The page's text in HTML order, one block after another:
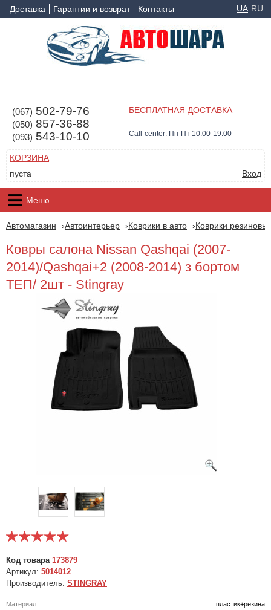
Доставка Гарантии и возврат Контакты UA RU
(067) 502-79-76
(050) 857-36-88
(093) 543-10-10
БЕСПЛАТНАЯ ДОСТАВКА
Call-center: Пн-Пт 10.00-19.00
КОРЗИНА
пуста
Вход
Меню
Автомагазин Автоинтерьер Коврики в авто Коврики
Ковры салона Nissan Qashqai (2007-
2014)/Qashqai+2 (2008-2014) з бортом
ТЕП/ 2шт - Stingray
Код товара 173879
Артикул: 5014012
Производитель: STINGRAY
Материал:
пластик+резина